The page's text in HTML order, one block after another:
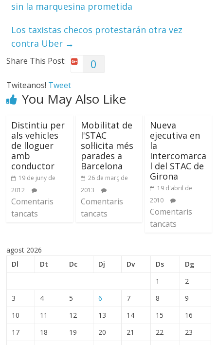
sin la marquesina prometida
Los taxistas checos protestarán otra vez
contra Uber →
Share This Post: 0
Twiteanos! Tweet
You May Also Like
Distintiu per
als vehicles
de lloguer
amb
conductor
19 de juny de
2012
Comentaris
tancats
Mobilitat de
l'STAC
sol·licita més
parades a
Barcelona
26 de març de
2013
Comentaris
tancats
Nueva
ejecutiva en
la
Intercomarca
l del STAC de
Girona
19 d'abril de
2010
Comentaris
tancats
agost 2026
Dl
Dt Dc Dj Dv Ds
Dg
1
2
3
4 5 6 7 8
9
10
11 12 13 14 15
16
17
18 19 20 21 22
23